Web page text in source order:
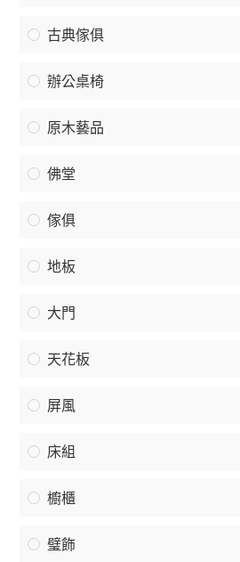
古典傢俱
辦公桌椅
原木藝品
佛堂
傢俱
地板
大門
天花板
屏風
床組
櫥櫃
璧飾